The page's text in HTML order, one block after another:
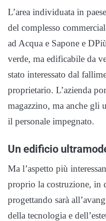
L’area individuata in
del complesso
ad Acqua e Sapone e
verde, ma edificabile da
stato interessato dal
proprietario. L’azienda
magazzino, ma anche gli
il personale impegnato.
Un edificio
Ma l’aspetto più
proprio la costruzione, in
progettando sarà
della tecnologia e